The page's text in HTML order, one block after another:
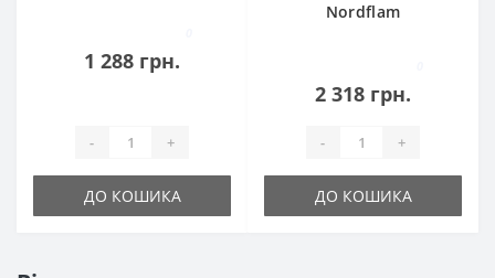
1 288 грн.
- +
ДО КОШИКА
Nordflam
2 318 грн.
- +
ДО КОШИКА